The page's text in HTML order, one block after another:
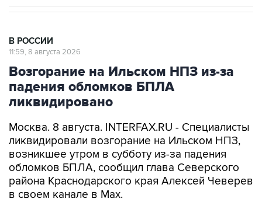
В РОССИИ
11:59, 8 августа 2026
Возгорание на Ильском НПЗ из-за
падения обломков БПЛА
ликвидировано
Москва. 8 августа. INTERFAX.RU - Специалисты
ликвидировали возгорание на Ильском НПЗ,
возникшее утром в субботу из-за падения
обломков БПЛА, сообщил глава Северского
района Краснодарского края Алексей Чеверев
в своем канале в Max.